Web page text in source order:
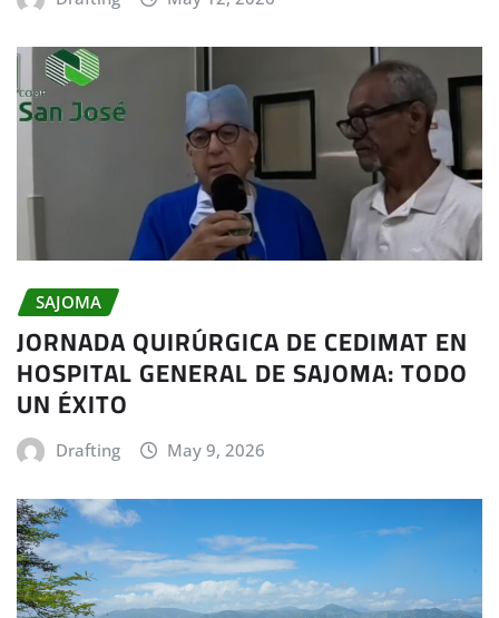
SAJOMA
JORNADA QUIRÚRGICA DE CEDIMAT EN
HOSPITAL GENERAL DE SAJOMA: TODO
UN ÉXITO
Drafting May 9, 2026